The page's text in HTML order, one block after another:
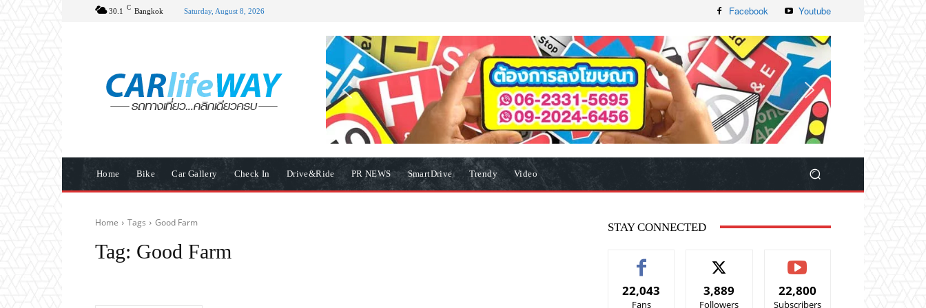
30.1 C Bangkok Saturday, August 8, 2026 Facebook Youtube
Home Bike Car Gallery Check In Drive&Ride PR NEWS SmartDrive Trendy Video
Home Tags Good Farm
Tag: Good Farm
STAY CONNECTED
22,043
Fans
3,889
Followers
22,800
Subscribers